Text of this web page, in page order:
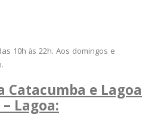
10h às 22h. Aos domingos e
Catacumba e Lagoa
Lagoa: